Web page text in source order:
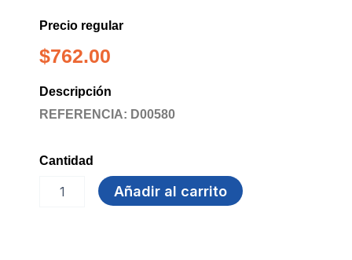
Precio regular
$762.00
Descripción
REFERENCIA: D00580
Cantidad
Añadir al carrito